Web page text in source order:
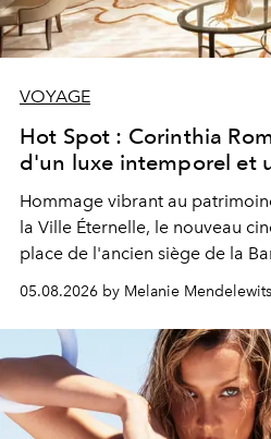
VOYAGE
Hot Spot : Corinthia
d'un luxe intemporel et
Hommage vibrant au
la Ville Éternelle, le nouveau
place de l'ancien siège de la
de vivre Romain dans toute
05.08.2026 by Melanie